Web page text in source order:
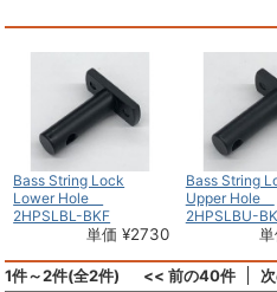
Bass String Lock
Lower Hole
2HPSLBL-BKF
単価 ¥2730
Bass String
Upper Hole
2HPSLBU-
1件～2件(全2件) << 前の40件